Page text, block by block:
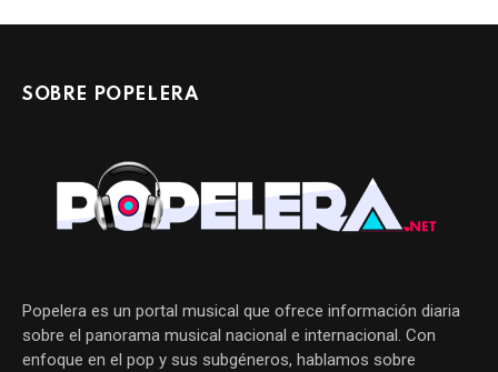
SOBRE POPELERA
Popelera es un portal musical que ofrece información diaria
sobre el panorama musical nacional e internacional. Con
enfoque en el pop y sus subgéneros, hablamos sobre